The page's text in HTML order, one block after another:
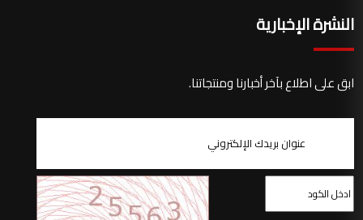
النشرة الإخبارية
ابق على اطلاع بآخر أخبارنا ومنتجاتنا.